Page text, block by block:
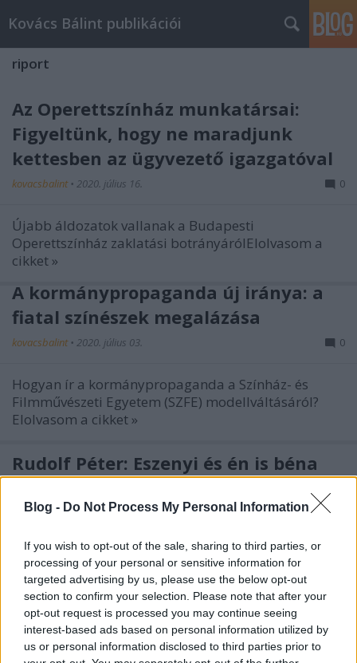
Blog - Do Not Process My Personal Information
If you wish to opt-out of the sale, sharing to third parties, or
processing of your personal or sensitive information for
targeted advertising by us, please use the below opt-out
section to confirm your selection. Please note that after your
opt-out request is processed you may continue seeing
interest-based ads based on personal information utilized by
us or personal information disclosed to third parties prior to
Kovács Bálint publikációi
riport
Az Operettszínház munkatársai:
Figyeltünk, hogy ne maradjunk
kettesben az ügyvezető igazgatóval
kovacsbalint • 2020. július 16. 0
Újabb áldozatok vallanak a Budapesti
Operettszínház zaklatási botrányárólElolvasom a
cikket »
A kormánypropaganda új iránya: a
fiatal színészek megalázása
kovacsbalint • 2020. július 03. 0
Hogyan ír a kormánypropaganda a Színház- és
Filmművészeti Egyetem (SZFE) modellváltásáról?
Elolvasom a cikket »
Rudolf Péter: Eszenyi és én is béna
kovacsbalint•2020. július 01.
Rudolf Péter első igazgatói sajtótájékoztatója a
VígszínházbanElolvasom a cikket »
Most tényleg a Fidesz kezére kerül a
Színművészeti?